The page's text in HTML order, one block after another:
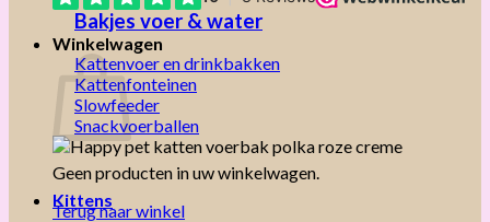
Winkelwagen
Geen producten in uw winkelwagen.
Terug naar winkel
Bakjes voer & water
Kattenvoer en drinkbakken
Kattenfonteinen
Slowfeeder
Snackvoerballen
Kittens